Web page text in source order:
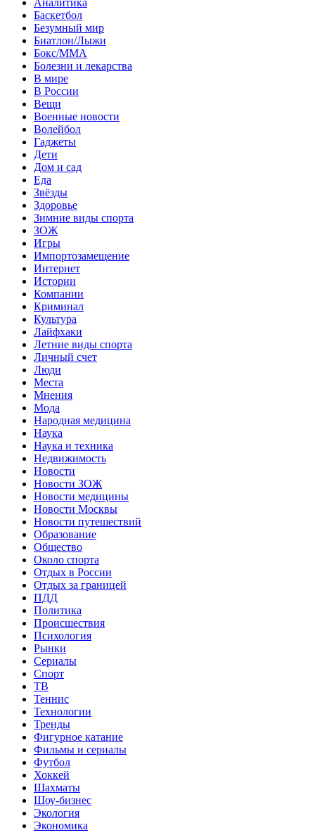
Баскетбол
Безумный мир
Биатлон/Лыжи
Бокс/MMA
Болезни и лекарства
В мире
В России
Вещи
Военные новости
Волейбол
Гаджеты
Дети
Дом и сад
Еда
Звёзды
Здоровье
Зимние виды спорта
ЗОЖ
Игры
Импортозамещение
Интернет
Истории
Компании
Криминал
Культура
Лайфхаки
Летние виды спорта
Личный счет
Люди
Места
Мнения
Мода
Народная медицина
Наука
Наука и техника
Недвижимость
Новости
Новости ЗОЖ
Новости медицины
Новости Москвы
Новости путешествий
Образование
Общество
Около спорта
Отдых в России
Отдых за границей
ПДД
Политика
Происшествия
Психология
Рынки
Сериалы
Спорт
ТВ
Теннис
Технологии
Тренды
Фигурное катание
Фильмы и сериалы
Футбол
Хоккей
Шахматы
Шоу-бизнес
Экология
Экономика